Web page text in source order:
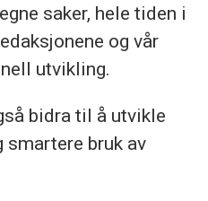
saker, hele tiden i
og vår
utvikling.
bidra til å utvikle
smartere bruk av